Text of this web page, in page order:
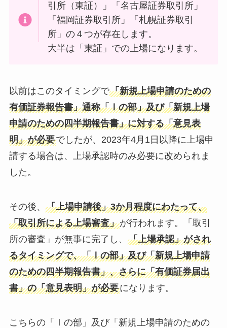
引所（東証）」「名古屋証券取引所」
「福岡証券取引所」「札幌証券取引
所」の４つが存在します。
大半は「東証」での上場になります。
以前はこのタイミングで「新規上場申請のための
有価証券報告書」通称「Ⅰの部」及び「新規上場
申請のための四半期報告書」に対する「意見表
明」が必要でしたが、2023年4月1日以降に上場申
請する場合は、上場承認時のみ必要に改められま
した。
その後、 「上場申請後」3か月程度にわたって、
「取引所による上場審査」が行われます。「取引
所の審査」が無事に完了し、 「上場承認」がされ
るタイミングで、「Ⅰの部」及び「新規上場申請
のための四半期報告書」、さらに「有価証券届出
書」の「意見表明」が必要になります。
こちらの「Ⅰの部」及び「新規上場申請のための